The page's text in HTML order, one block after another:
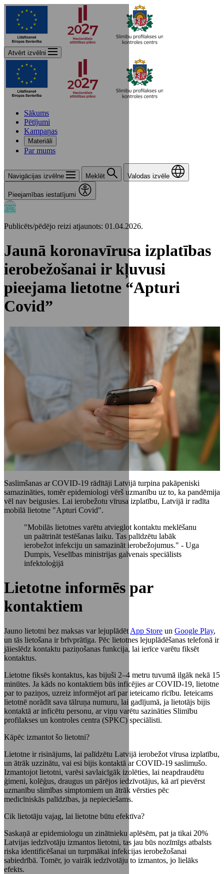
Atvērt izvēlni
Sākums
Pētījumi
Kampaņas
Materiāli
Par mums
Navigācijas izvēlne Meklēt Valodas izvēle
Pieejamības iestatījumi
Publicēts/pēdējo reizi atjaunots: 01.04.2026.
Jaunā koronavīrusa izplatības
ierobežošanai ir kļuvusi
pieejama lietotne “Apturi
Covid”
Saslimšanas ar COVID-19 rādītāji Latvijā turpina pakāpeniski
samazināties, tomēr epidemiologi vērš uzmanību uz to, ka pandēmija
vēl nav beigusies. Lai ierobežotu vīrusa izplatību, Latvijā ir radīta
mobilā lietotne "Apturi Covid".
"Mobilās lietotnes varētu atvieglot kontaktu meklēšanu
un paātrināt testēšanas laiku. Tas palīdzētu labāk
ierobežot infekciju un samazināt ierobežojumus." - Uga
Dumpis, Veselības ministrijas galvenais speciālists
infektoloģijā
Lietotne informēs par
kontaktiem
Jauno lietotni bez maksas var lejuplādēt App Store un Google Play,
un tās lietošana ir brīvprātīga. Pēc lietotnes lejuplādēšanas telefonā ir
jāieslēdz kontaktu paziņošanas funkcija, lai ierīce varētu fiksēt
kontaktus.
Lietotne fiksēs kontaktus, kas bijuši 2–4 metru tuvumā ilgāk nekā 15
minūtes. Ja kāds no kontaktiem būs inficējies ar COVID-19, lietotne
par to paziņos, uzreiz informējot arī par ieteicamo rīcību. Ieteicams
lietotnē norādīt sava tālruņa numuru, lai gadījumā, ja lietotājs bijis
kontaktā ar inficētu personu, ar viņu varētu sazināties Slimību
profilakses un kontroles centra (SPKC) speciālisti.
Kāpēc izmantot šo lietotni?
Lietotne ir risinājums, lai palīdzētu Latvijā ierobežot vīrusa izplatību,
un ātrāk uzzinātu, vai esi bijis kontaktā ar COVID-19 saslimušo.
Izmantojot lietotni, varēsi savlaicīgāk izolēties, lai neapdraudētu
ģimeni, kolēģus, draugus un pārējos iedzīvotājus, kā arī pievērst
uzmanību slimības simptomiem un ātrāk vērsties pēc
medicīniskās palīdzības, ja nepieciešams.
Cik lietotāju vajag, lai lietotne būtu efektīva?
Saskaņā ar epidemiologu un zinātnieku aplēsēm, pat ja tikai 20%
Latvijas iedzīvotāju izmantos lietotni, tas jau būs nozīmīgs atbalsts
riska identificēšanai un turpmākai infekcijas ierobežošanai
sabiedrībā. Tomēr, jo vairāk iedzīvotāju to izmantos, jo lielāks
efekts.